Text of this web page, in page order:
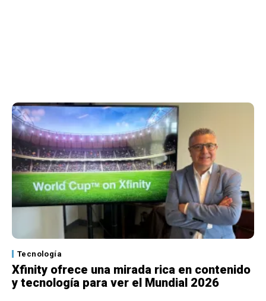
Tecnología
Xfinity ofrece una mirada rica en contenido
y tecnología para ver el Mundial 2026